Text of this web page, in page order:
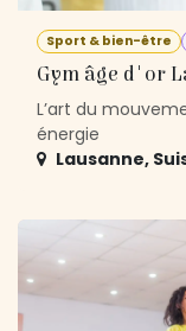
Sport & bien-être
Gym âge d'or
L’art du
énergie
Lausanne,